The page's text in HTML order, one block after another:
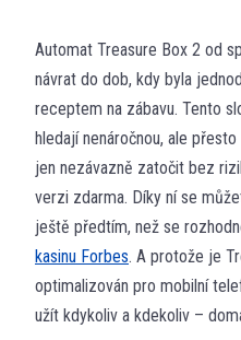
Automat Treasure Box 2 od
návrat do dob, kdy byla
receptem na zábavu. Tento
hledají nenáročnou, ale
jen nezávazně zatočit bez
verzi zdarma. Díky ní se
ještě předtím, než se
kasinu Forbes. A protože je
optimalizován pro mobilní
užít kdykoliv a kdekoliv –